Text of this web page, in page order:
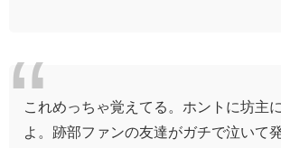
これめっちゃ覚えてる。ホントに坊主
よ。跡部ファンの友達がガチで泣いて